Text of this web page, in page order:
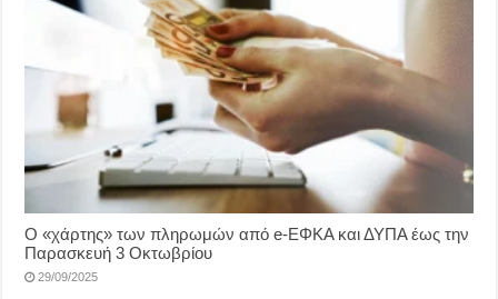
Ο «χάρτης» των πληρωμών από e-ΕΦΚΑ και ΔΥΠΑ έως την
Παρασκευή 3 Οκτωβρίου
29/09/2025